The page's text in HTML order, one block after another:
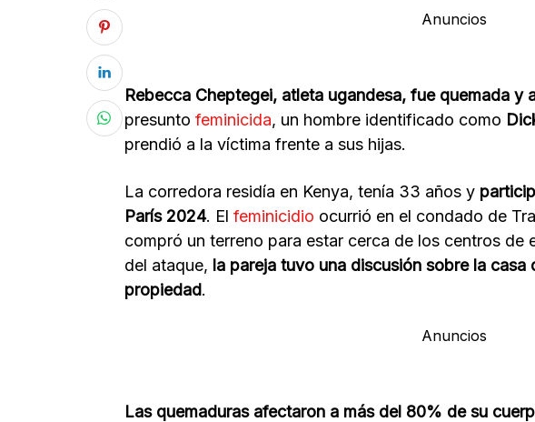
Anuncios
Rebecca Cheptegei, atleta ugandesa, fue quemada y
presunto feminicida, un hombre identificado como
prendió a la víctima frente a sus hijas.
La corredora residía en Kenya, tenía 33 años y
París 2024. El feminicidio ocurrió en el condado de
compró un terreno para estar cerca de los centros de
del ataque, la pareja tuvo una discusión sobre la casa
propiedad.
Anuncios
Las quemaduras afectaron a más del 80% de su